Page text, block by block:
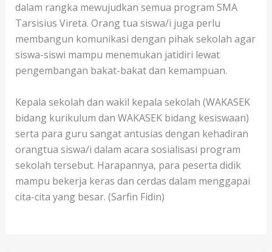
dalam rangka mewujudkan semua program SMA
Tarsisius Vireta. Orang tua siswa/i juga perlu
membangun komunikasi dengan pihak sekolah agar
siswa-siswi mampu menemukan jatidiri lewat
pengembangan bakat-bakat dan kemampuan.
Kepala sekolah dan wakil kepala sekolah (WAKASEK
bidang kurikulum dan WAKASEK bidang kesiswaan)
serta para guru sangat antusias dengan kehadiran
orangtua siswa/i dalam acara sosialisasi program
sekolah tersebut. Harapannya, para peserta didik
mampu bekerja keras dan cerdas dalam menggapai
cita-cita yang besar. (Sarfin Fidin)